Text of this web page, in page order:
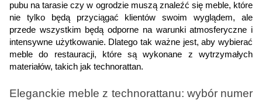
pubu na tarasie czy w ogrodzie muszą znaleźć się meble, które
nie tylko będą przyciągać klientów swoim wyglądem, ale
przede wszystkim będą odporne na warunki atmosferyczne i
intensywne użytkowanie. Dlatego tak ważne jest, aby wybierać
meble do restauracji, które są wykonane z wytrzymałych
materiałów, takich jak technorattan.
Eleganckie meble z technorattanu: wybór numer